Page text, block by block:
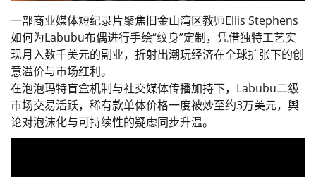
一部商业媒体短纪录片聚焦旧金山湾区教师Ellis Stephens
如何为Labubu布偶进行手绘“纹身”定制，凭借独特工艺实
现月入数千美元的副业，折射出潮玩经济在全球扩张下的创
意溢价与市场红利。
在泡泡玛特盲盒机制与社交媒体传播加持下，Labubu二级
市场交易活跃，稀有款单体价格一度被炒至约3万美元，舆
论对泡沫化与可持续性的疑虑同步升温。